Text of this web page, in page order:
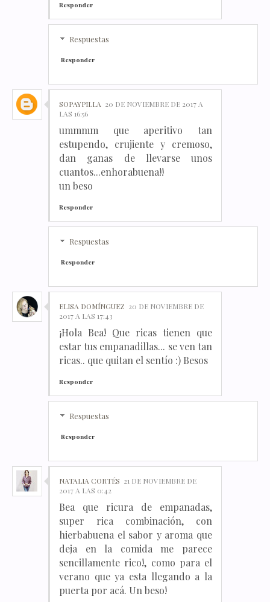
Responder
Respuestas
Responder
SOPAYPILLA 20 DE NOVIEMBRE DE 2017 A
LAS 16:56
ummmm que aperitivo tan
estupendo, crujiente y cremoso,
dan ganas de llevarse unos
cuantos...enhorabuena!!
un beso
Responder
Respuestas
Responder
ELISA DOMÍNGUEZ 20 DE NOVIEMBRE DE
2017 A LAS 17:43
¡Hola Bea! Que ricas tienen que
estar tus empanadillas... se ven tan
ricas.. que quitan el sentío :) Besos
Responder
Respuestas
Responder
NATALIA CORTÉS 21 DE NOVIEMBRE DE
2017 A LAS 0:42
Bea que ricura de empanadas,
super rica combinación, con
hierbabuena el sabor y aroma que
deja en la comida me parece
sencillamente rico!, como para el
verano que ya esta llegando a la
puerta por acá. Un beso!